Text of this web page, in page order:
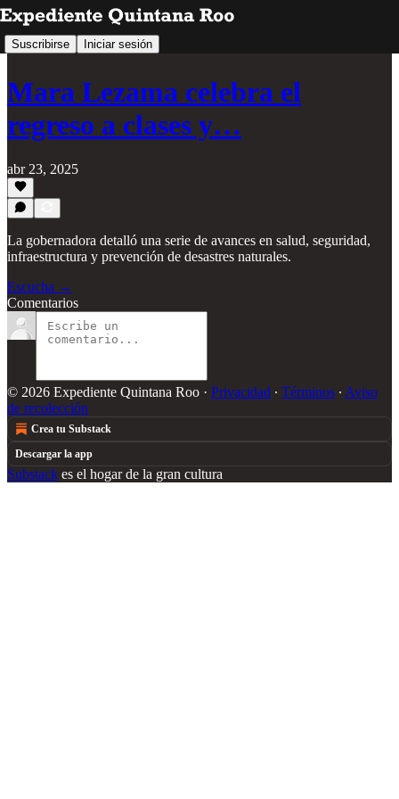
Suscribirse Iniciar sesión
Mara Lezama celebra el
regreso a clases y…
abr 23, 2025
La gobernadora detalló una serie de avances en salud, seguridad,
infraestructura y prevención de desastres naturales.
Escucha →
Comentarios
© 2026 Expediente Quintana Roo · Privacidad ∙ Términos ∙ Aviso
de recolección
Crea tu Substack
Descargar la app
Substack es el hogar de la gran cultura